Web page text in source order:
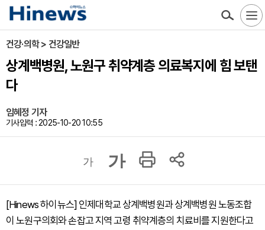
건강·의학 > 건강일반
상계백병원, 노원구 취약계층 의료복지에 힘 보탠
다
임혜정 기자
기사입력 : 2025-10-20 10:55
가 가
[Hinews 하이뉴스] 인제대학교 상계백병원과 상계백병원 노동조합
이 노원구의회와 손잡고 지역 고령 취약계층의 치료비를 지원한다고